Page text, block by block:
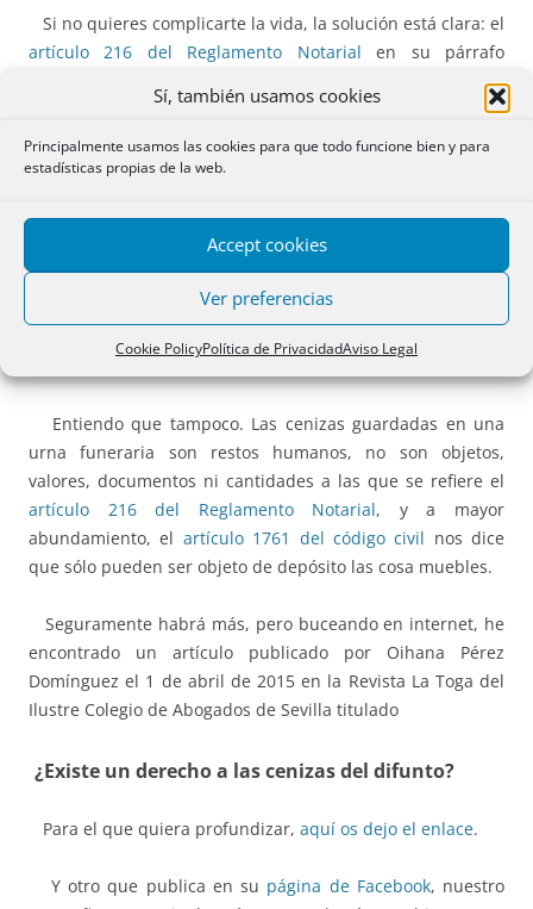
Sí, también usamos cookies
Principalmente usamos las cookies para que todo funcione bien y para
estadísticas propias de la web.
Accept cookies
Ver preferencias
Cookie PolicyPolítica de PrivacidadAviso Legal
Si no quieres complicarte la vida, la solución está clara: el
artículo 216 del Reglamento Notarial en su párrafo
La admisión de depósitos es voluntaria, por parte del
Notario, quien podrá imponer condiciones al depositante.
Blanco y en botella, le digo que no lo hago y que se
Pero: ¿y si dada la situación decido echarle una mano y
aceptar el depósito? ¿Es factible el depósito notarial de una
Entiendo que tampoco. Las cenizas guardadas en una
urna funeraria son restos humanos, no son objetos,
valores, documentos ni cantidades a las que se refiere el
artículo 216 del Reglamento Notarial, y a mayor
abundamiento, el artículo 1761 del código civil nos dice
que sólo pueden ser objeto de depósito las cosa muebles.
Seguramente habrá más, pero buceando en internet, he
encontrado un artículo publicado por Oihana Pérez
Domínguez el 1 de abril de 2015 en la Revista La Toga del
Ilustre Colegio de Abogados de Sevilla titulado
¿Existe un derecho a las cenizas del difunto?
Para el que quiera profundizar, aquí os dejo el enlace.
Y otro que publica en su página de Facebook, nuestro